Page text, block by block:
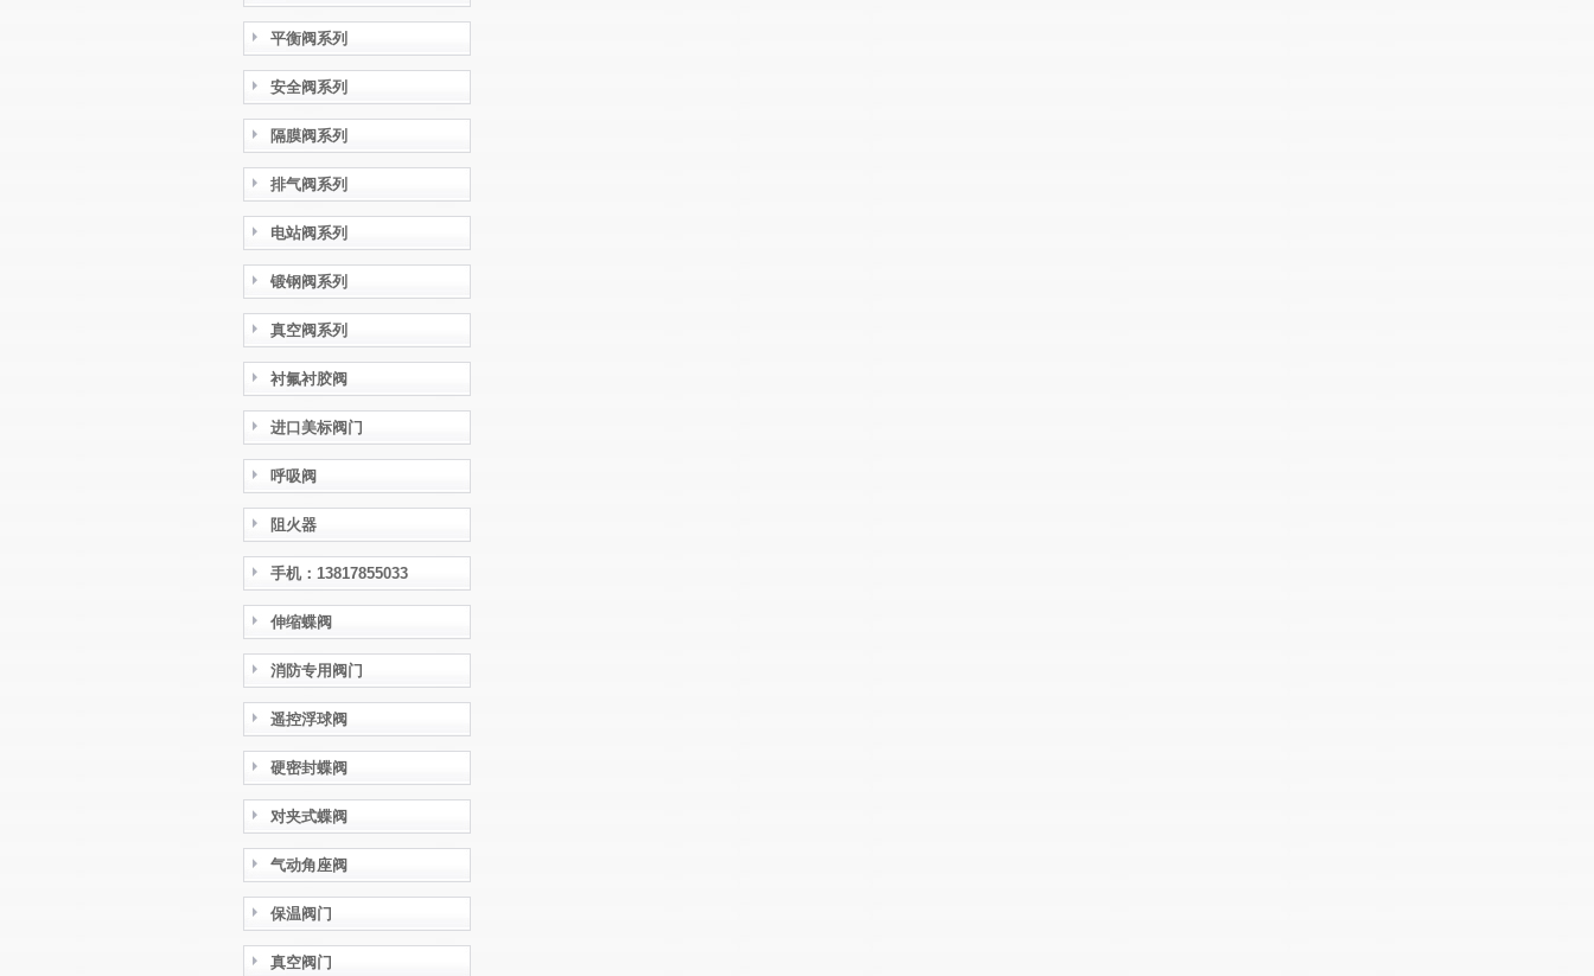
平衡阀系列
安全阀系列
隔膜阀系列
排气阀系列
电站阀系列
锻钢阀系列
真空阀系列
衬氟衬胶阀
进口美标阀门
呼吸阀
阻火器
手机：13817855033
伸缩蝶阀
消防专用阀门
遥控浮球阀
硬密封蝶阀
对夹式蝶阀
气动角座阀
保温阀门
真空阀门